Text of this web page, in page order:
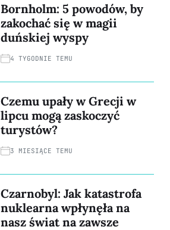
Bornholm: 5 powodów, by
zakochać się w magii
duńskiej wyspy
4 TYGODNIE TEMU
Czemu upały w Grecji w
lipcu mogą zaskoczyć
turystów?
3 MIESIĄCE TEMU
Czarnobyl: Jak katastrofa
nuklearna wpłynęła na
nasz świat na zawsze